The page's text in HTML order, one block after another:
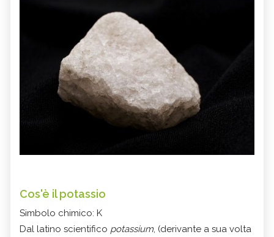
Cos'è il potassio
Simbolo chimico: K
Dal latino scientifico potassium, (derivante a sua volta